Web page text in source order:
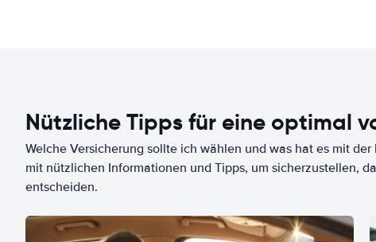
Nützliche Tipps für eine optimal
Welche Versicherung sollte ich wählen und was hat es mit
mit nützlichen Informationen und Tipps, um sicherzustellen,
entscheiden.